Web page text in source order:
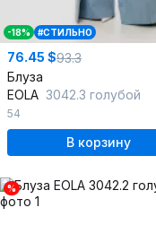
-18% #СТИЛЬНО
76.45 $93.3
Блуза
EOLA 3042.3 голубой
54
В корзину
%